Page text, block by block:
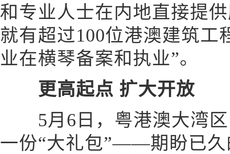
和专业人士在内地直接提
就有超过100位港澳建筑工
业在横琴备案和执业”。
更高起点 扩大开放
5月6日，粤港澳大湾区
一份“大礼包”——期盼已久